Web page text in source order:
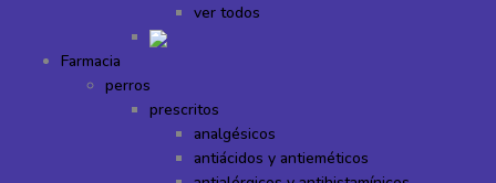
ver todos
Farmacia
perros
prescritos
analgésicos
antiácidos y antieméticos